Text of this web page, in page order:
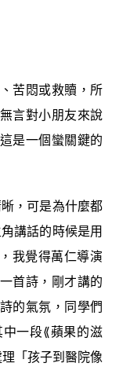
苦悶或救贖，所
言對小朋友來說
是一個蠻關鍵的
，可是為什麼都
講話的時候是用
我覺得萬仁導演
首詩，剛才講的
的氣氛，同學們
一段⟪蘋果的滋
「孩子到醫院像